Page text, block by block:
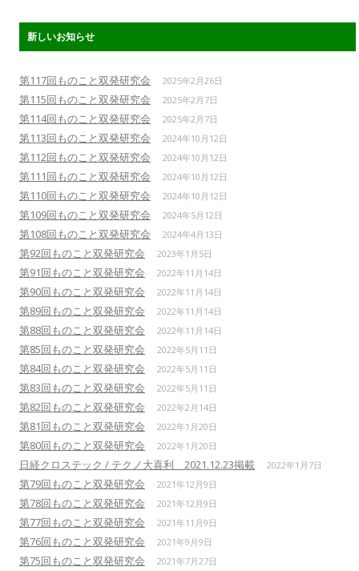
新しいお知らせ
第117回ものこと双発研究会 2025年2月26日
第115回ものこと双発研究会 2025年2月7日
第114回ものこと双発研究会 2025年2月7日
第113回ものこと双発研究会 2024年10月12日
第112回ものこと双発研究会 2024年10月12日
第111回ものこと双発研究会 2024年10月12日
第110回ものこと双発研究会 2024年10月12日
第109回ものこと双発研究会 2024年5月12日
第108回ものこと双発研究会 2024年4月13日
第92回ものこと双発研究会 2023年1月5日
第91回ものこと双発研究会 2022年11月14日
第90回ものこと双発研究会 2022年11月14日
第89回ものこと双発研究会 2022年11月14日
第88回ものこと双発研究会 2022年11月14日
第85回ものこと双発研究会 2022年5月11日
第84回ものこと双発研究会 2022年5月11日
第83回ものこと双発研究会 2022年5月11日
第82回ものこと双発研究会 2022年2月14日
第81回ものこと双発研究会 2022年1月20日
第80回ものこと双発研究会 2022年1月20日
日経クロステック / テクノ大喜利 2021.12.23掲載 2022年1月7日
第79回ものこと双発研究会 2021年12月9日
第78回ものこと双発研究会 2021年12月9日
第77回ものこと双発研究会 2021年11月9日
第76回ものこと双発研究会 2021年9月9日
第75回ものこと双発研究会 2021年7月27日